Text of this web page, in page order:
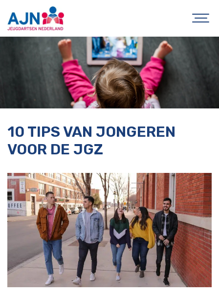
10 TIPS VAN JONGEREN
VOOR DE JGZ